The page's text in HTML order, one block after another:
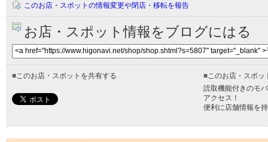
このお店・スポットの情報変更や閉店・移転を報告
お店・スポット情報をブログにはる
■ このお店・スポットを共有する ■ このお店・スポ
読取機能付きのモ
アクセス！
便利に店舗情報を